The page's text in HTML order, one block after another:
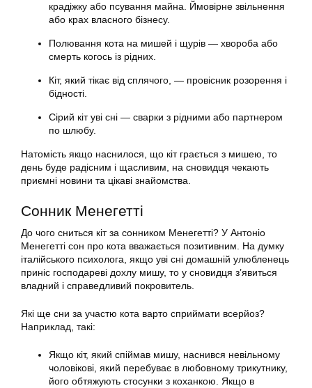
крадіжку або псування майна. Ймовірне звільнення
або крах власного бізнесу.
Полювання кота на мишей і щурів — хвороба або
смерть когось із рідних.
Кіт, який тікає від сплячого, — провісник розорення і
бідності.
Сірий кіт уві сні — сварки з рідними або партнером
по шлюбу.
Натомість якщо наснилося, що кіт грається з мишею, то
день буде радісним і щасливим, на сновидця чекають
приємні новини та цікаві знайомства.
Сонник Менегетті
До чого сниться кіт за сонником Менегетті? У Антоніо
Менегетті сон про кота вважається позитивним. На думку
італійського психолога, якщо уві сні домашній улюбленець
приніс господареві дохлу мишу, то у сновидця з’явиться
владний і справедливий покровитель.
Які ще сни за участю кота варто сприймати всерйоз?
Наприклад, такі:
Якщо кіт, який спіймав мишу, наснився невільному
чоловікові, який перебуває в любовному трикутнику,
його обтяжують стосунки з коханкою. Якщо в